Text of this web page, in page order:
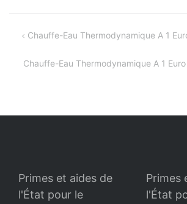
Navigation
Chauffe-Eau Thermodynamique A 1
Chauffe-Eau Thermodynamique A 1
Primes et aides de
l'État pour le
Primes
l'État